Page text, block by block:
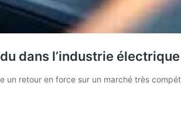
dans l’industrie
retour en force sur un marché très